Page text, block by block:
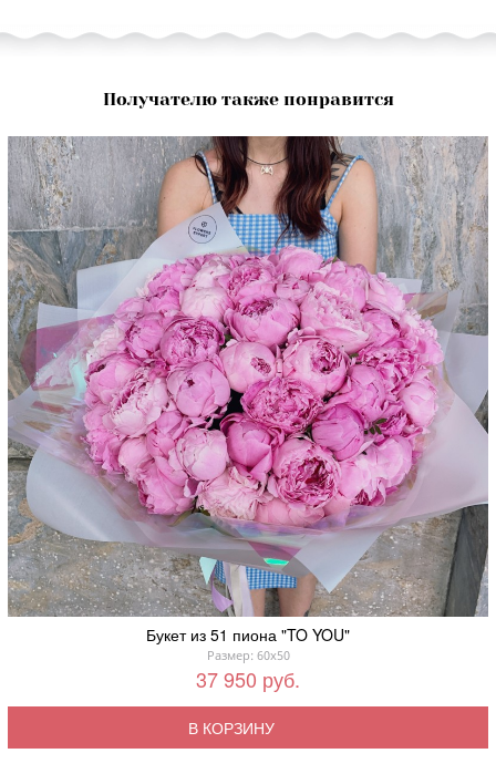
Получателю также понравится
Букет из 51 пиона "TO YOU"
Размер: 60x50
37 950 руб.
В КОРЗИНУ